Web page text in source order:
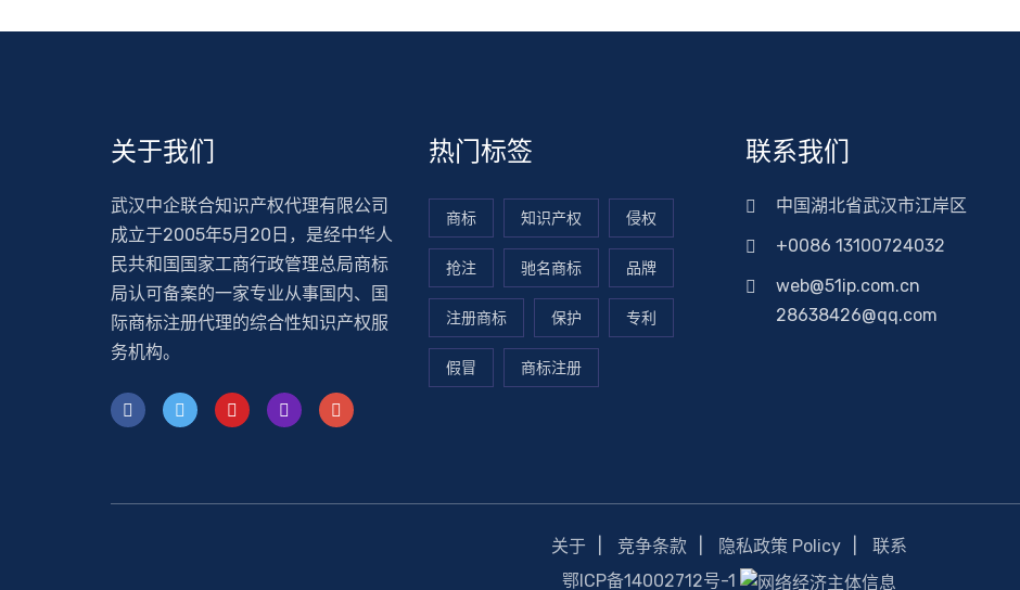
关于我们
武汉中企联合知识产权代理有限公司
成立于2005年5月20日，是经中华人
民共和国国家工商行政管理总局商标
局认可备案的一家专业从事国内、国
际商标注册代理的综合性知识产权服
务机构。
热门标签
商标 知识产权 侵权
抢注 驰名商标 品牌
注册商标 保护 专利
假冒 商标注册
联系我们
中国湖北省武汉市江岸区
+0086 13100724032
web@51ip.com.cn
28638426@qq.com
关于 竞争条款 隐私政策 Policy
联系
鄂ICP备14002712号-1